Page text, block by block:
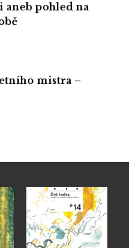
aneb pohled na
mistra –